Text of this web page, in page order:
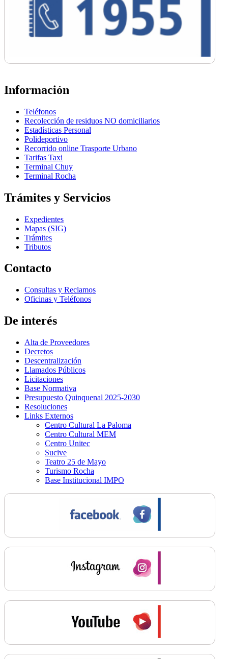
Información
Teléfonos
Recolección de residuos NO domiciliarios
Estadísticas Personal
Polideportivo
Recorrido online Trasporte Urbano
Tarifas Taxi
Terminal Chuy
Terminal Rocha
Trámites y Servicios
Expedientes
Mapas (SIG)
Trámites
Tributos
Contacto
Consultas y Reclamos
Oficinas y Teléfonos
De interés
Alta de Proveedores
Decretos
Descentralización
Llamados Públicos
Licitaciones
Base Normativa
Presupuesto Quinquenal 2025-2030
Resoluciones
Links Externos
Centro Cultural La Paloma
Centro Cultural MEM
Centro Unitec
Sucive
Teatro 25 de Mayo
Turismo Rocha
Base Institucional IMPO